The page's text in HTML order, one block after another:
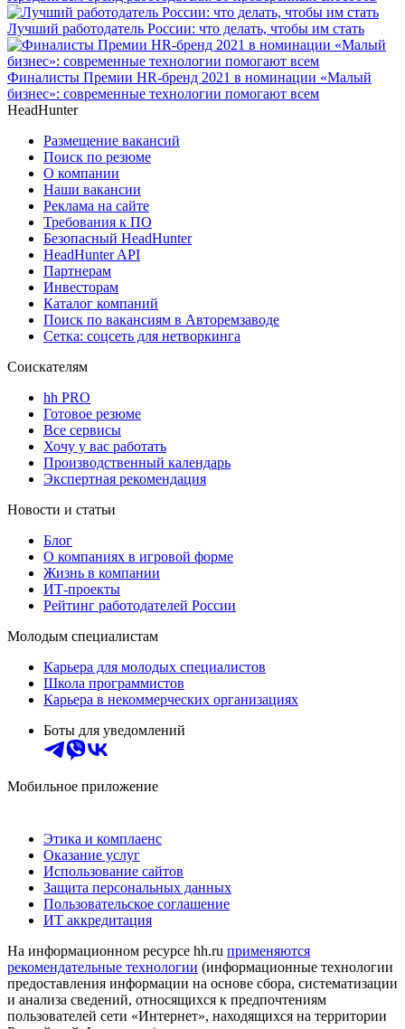
Лучший работодатель России: что делать, чтобы им стать
Финалисты Премии HR-бренд 2021 в номинации «Малый
бизнес»: современные технологии помогают всем
HeadHunter
Размещение вакансий
Поиск по резюме
О компании
Наши вакансии
Реклама на сайте
Требования к ПО
Безопасный HeadHunter
HeadHunter API
Партнерам
Инвесторам
Каталог компаний
Поиск по вакансиям в Авторемзаводе
Сетка: соцсеть для нетворкинга
Соискателям
hh PRO
Готовое резюме
Все сервисы
Хочу у вас работать
Производственный календарь
Экспертная рекомендация
Новости и статьи
Блог
О компаниях в игровой форме
Жизнь в компании
ИТ-проекты
Рейтинг работодателей России
Молодым специалистам
Карьера для молодых специалистов
Школа программистов
Карьера в некоммерческих организациях
Боты для уведомлений
Мобильное приложение
Этика и комплаенс
Оказание услуг
Использование сайтов
Защита персональных данных
Пользовательское соглашение
ИТ аккредитация
На информационном ресурсе hh.ru применяются
рекомендательные технологии (информационные технологии
предоставления информации на основе сбора, систематизации
и анализа сведений, относящихся к предпочтениям
пользователей сети «Интернет», находящихся на территории